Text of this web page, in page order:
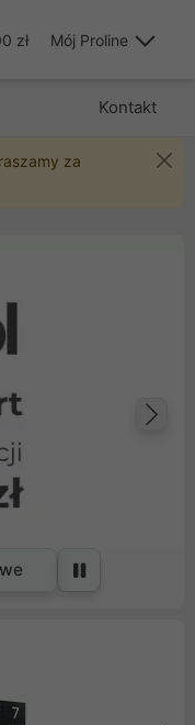
zł Mój Proline
Kontakt
za